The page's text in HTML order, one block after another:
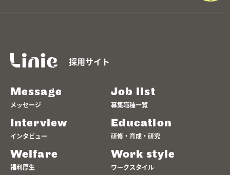
採用サイト
Message
メッセージ
Job list
募集職種一覧
Interview
インタビュー
Education
研修・育成・研究
Welfare
福利厚生
Work style
ワークスタイル